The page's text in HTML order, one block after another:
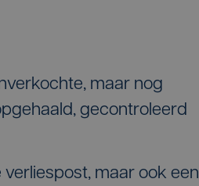
maar nog
gecontroleerd
verliespost, maar ook een